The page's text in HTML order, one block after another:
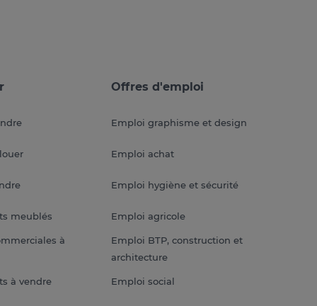
meublés
à
à vendre
Offres d'emploi
Emploi graphisme et design
Emploi achat
Emploi hygiène et sécurité
Emploi agricole
Emploi BTP, construction et
architecture
Emploi social